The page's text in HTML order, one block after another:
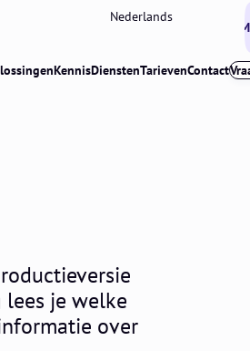
KennisDienstenTarievenContact
Nederlands
lees je welke
over